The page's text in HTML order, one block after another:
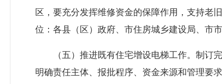
区，要充分发挥维修资金的保障作用，支持老
位：各县（区）政府、市住房城乡建设局、市
（五）推进既有住宅增设电梯工作。制订完
明确责任主体、报批程序、资金来源和管理要